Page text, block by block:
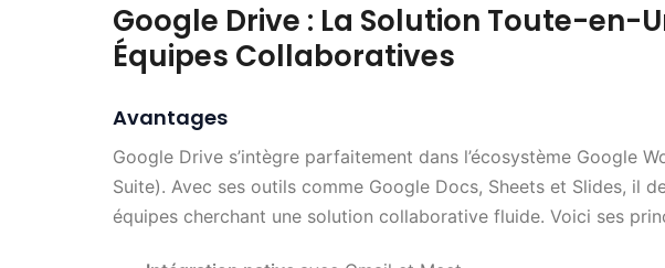
Google Drive : La Solution Toute-en-
Équipes Collaboratives
Avantages
Google Drive s’intègre parfaitement dans l’écosystème Google
Suite). Avec ses outils comme Google Docs, Sheets et Slides, il
équipes cherchant une solution collaborative fluide. Voici ses